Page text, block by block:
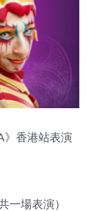
》香港站表演
一場表演）